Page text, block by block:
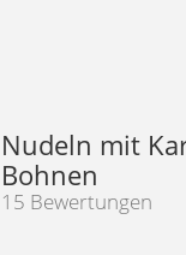
Nudeln mit
Bohnen
15 Bewertungen